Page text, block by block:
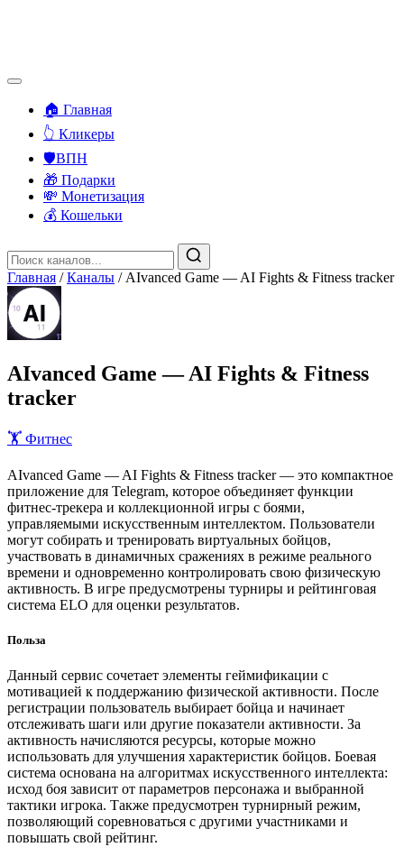
🏠 Главная
👆 Кликеры
🛡️ВПН
🎁 Подарки
💸 Монетизация
💰 Кошельки
Главная / Каналы / AIvanced Game — AI Fights & Fitness tracker
AIvanced Game — AI Fights & Fitness
tracker
🏋️ Фитнес
AIvanced Game — AI Fights & Fitness tracker — это компактное
приложение для Telegram, которое объединяет функции
фитнес-трекера и коллекционной игры с боями,
управляемыми искусственным интеллектом. Пользователи
могут собирать и тренировать виртуальных бойцов,
участвовать в динамичных сражениях в режиме реального
времени и одновременно контролировать свою физическую
активность. В игре предусмотрены турниры и рейтинговая
система ELO для оценки результатов.
Польза
Данный сервис сочетает элементы геймификации с
мотивацией к поддержанию физической активности. После
регистрации пользователь выбирает бойца и начинает
отслеживать шаги или другие показатели активности. За
активность начисляются ресурсы, которые можно
использовать для улучшения характеристик бойцов. Боевая
система основана на алгоритмах искусственного интеллекта:
исход боя зависит от параметров персонажа и выбранной
тактики игрока. Также предусмотрен турнирный режим,
позволяющий соревноваться с другими участниками и
повышать свой рейтинг.